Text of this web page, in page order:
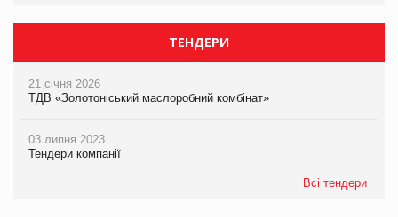
ТЕНДЕРИ
21 січня 2026
ТДВ «Золотоніський маслоробний комбінат»
03 липня 2023
Тендери компанії
Всі тендери